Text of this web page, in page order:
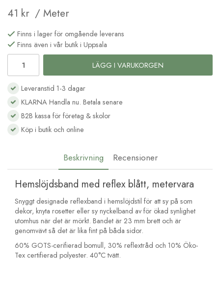
41 kr / Meter
Finns i lager för omgående leverans
Finns även i vår butik i Uppsala
LÄGG I VARUKORGEN
Leveranstid 1-3 dagar
KLARNA Handla nu. Betala senare
B2B kassa för företag & skolor
Köp i butik och online
Beskrivning Recensioner
Hemslöjdsband med reflex blått, metervara
Snyggt designade reflexband i hemslöjdstil för att sy på som
dekor, knyta rosetter eller sy nyckelband av för ökad synlighet
utomhus när det är mörkt. Bandet är 23 mm brett och är
genomvävt så det är lika fint på båda sidor.
60% GOTS-cerifierad bomull, 30% reflextråd och 10% Öko-
Tex certifierad polyester. 40°C tvätt.